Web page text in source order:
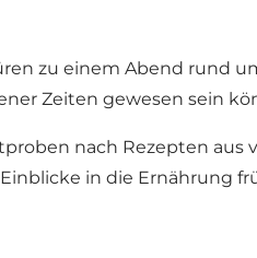
zu einem Abend rund
Zeiten gewesen sein
nach Rezepten
in die Ernährung